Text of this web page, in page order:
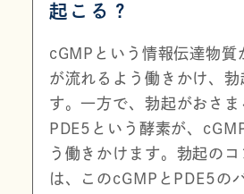
起こる？
cGMPという情報伝達物質
が流れる よう働き かけ、勃
す。一方で、勃起がおさま
PDE5という酵素が、
う働き かけます。 勃起の
は、
このcGMPとPDE5の